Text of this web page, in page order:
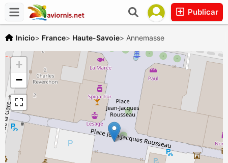
Publicar
Inicio> France> Haute-Savoie> Annemasse
+
−